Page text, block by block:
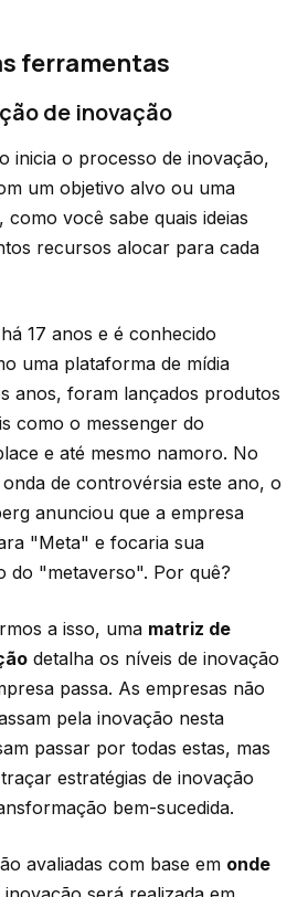
ferramentas
de inovação
inicia o processo de inovação,
um objetivo alvo ou uma
como você sabe quais ideias
recursos alocar para cada
17 anos e é conhecido
uma plataforma de mídia
anos, foram lançados produtos
como o messenger do
e até mesmo namoro. No
de controvérsia este ano, o
anunciou que a empresa
"Meta" e focaria sua
do "metaverso". Por quê?
a isso, uma matriz de
detalha os níveis de inovação
passa. As empresas não
pela inovação nesta
passar por todas estas, mas
estratégias de inovação
bem-sucedida.
avaliadas com base em onde